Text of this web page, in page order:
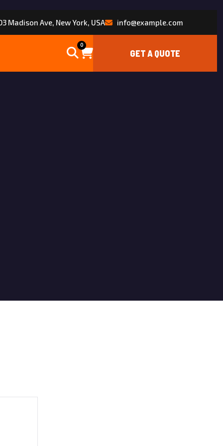
Madison Ave, New York, USA info@example.com
0